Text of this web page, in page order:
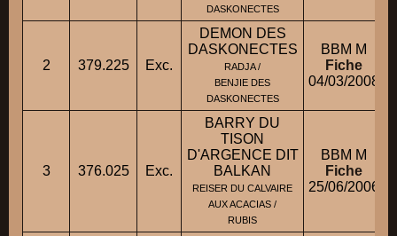
DASKONECTES
2 379.225 Exc.
DEMON DES
DASKONECTES
RADJA /
BENJIE DES
DASKONECTES
BBM M
Fiche
04/03/2008
3 376.025 Exc.
BARRY DU
TISON
D'ARGENCE DIT
BALKAN
REISER DU CALVAIRE
AUX ACACIAS /
RUBIS
BBM M
Fiche
25/06/2006